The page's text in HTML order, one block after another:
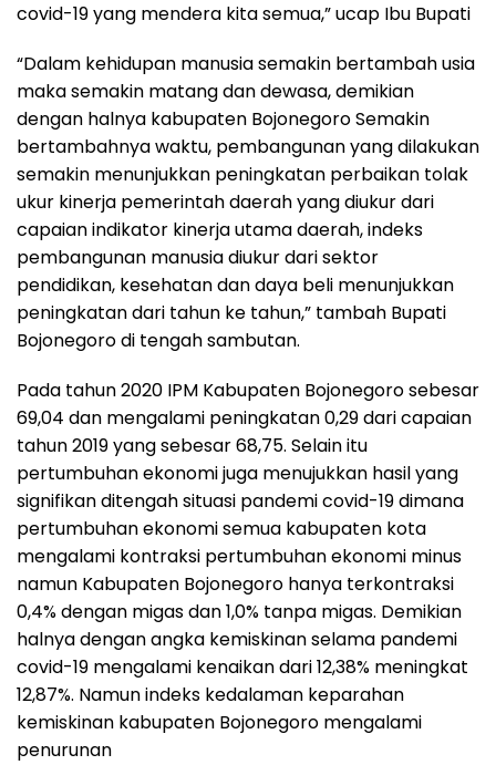
covid-19 yang mendera kita semua,” ucap Ibu Bupati
“Dalam kehidupan manusia semakin bertambah usia
maka semakin matang dan dewasa, demikian
dengan halnya kabupaten Bojonegoro Semakin
bertambahnya waktu, pembangunan yang dilakukan
semakin menunjukkan peningkatan perbaikan tolak
ukur kinerja pemerintah daerah yang diukur dari
capaian indikator kinerja utama daerah, indeks
pembangunan manusia diukur dari sektor
pendidikan, kesehatan dan daya beli menunjukkan
peningkatan dari tahun ke tahun,” tambah Bupati
Bojonegoro di tengah sambutan.
Pada tahun 2020 IPM Kabupaten Bojonegoro sebesar
69,04 dan mengalami peningkatan 0,29 dari capaian
tahun 2019 yang sebesar 68,75. Selain itu
pertumbuhan ekonomi juga menujukkan hasil yang
signifikan ditengah situasi pandemi covid-19 dimana
pertumbuhan ekonomi semua kabupaten kota
mengalami kontraksi pertumbuhan ekonomi minus
namun Kabupaten Bojonegoro hanya terkontraksi
0,4% dengan migas dan 1,0% tanpa migas. Demikian
halnya dengan angka kemiskinan selama pandemi
covid-19 mengalami kenaikan dari 12,38% meningkat
12,87%. Namun indeks kedalaman keparahan
kemiskinan kabupaten Bojonegoro mengalami
penurunan